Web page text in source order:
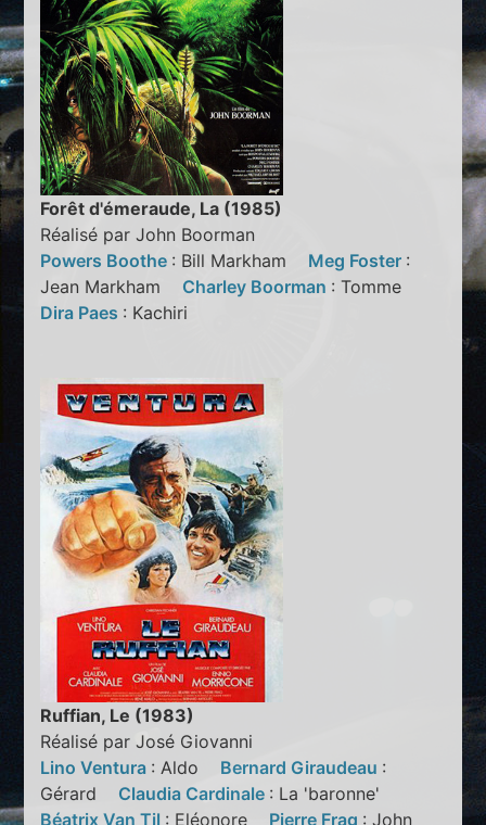
Forêt d'émeraude, La (1985)
Réalisé par John Boorman
Powers Boothe : Bill Markham Meg Foster :
Jean Markham Charley Boorman : Tomme
Dira Paes : Kachiri
Ruffian, Le (1983)
Réalisé par José Giovanni
Lino Ventura : Aldo Bernard Giraudeau :
Gérard Claudia Cardinale : La 'baronne'
Béatrix Van Til : Eléonore Pierre Frag : John